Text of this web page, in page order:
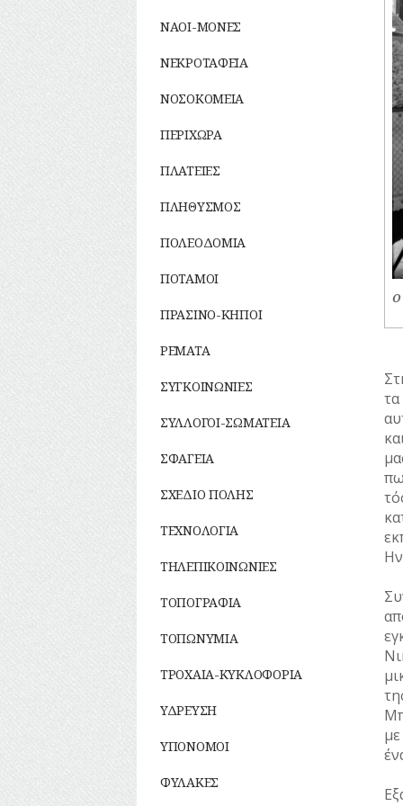
ΣΥΛΛΟΓΟΙ-
ΣΩΜΑΤΕΙΑ
ΣΦΑΓΕΙΑ
ΣΧΕΔΙΟ ΠΟΛΗΣ
ΤΕΧΝΟΛΟΓΙΑ
ΤΗΛΕΠΙΚΟΙΝΩΝΙΕΣ
ΤΟΠΩΝΥΜΙΑ
ΚΥΚΛΟΦΟΡΙΑ
ΥΔΡΕΥΣΗ
ΥΠΟΝΟΜΟΙ
ΦΥΛΑΚΕΣ
ΦΩΤΙΣΜΟΣ
ΧΑΡΤΕΣ
ΝΑΟΙ-ΜΟΝΕΣ
ΝΕΚΡΟΤΑΦΕΙΑ
ΝΟΣΟΚΟΜΕΙΑ
ΠΕΡΙΧΩΡΑ
ΠΛΑΤΕΙΕΣ
ΠΛΗΘΥΣΜΟΣ
ΠΟΛΕΟΔΟΜΙΑ
ΠΟΤΑΜΟΙ
ΠΡΑΣΙΝΟ-ΚΗΠΟΙ
ΡΕΜΑΤΑ
ΣΥΓΚΟΙΝΩΝΙΕΣ
ΣΥΛΛΟΓΟΙ-ΣΩΜΑΤΕΙΑ
ΣΦΑΓΕΙΑ
ΣΧΕΔΙΟ ΠΟΛΗΣ
ΤΕΧΝΟΛΟΓΙΑ
ΤΗΛΕΠΙΚΟΙΝΩΝΙΕΣ
ΤΟΠΟΓΡΑΦΙΑ
ΤΟΠΩΝΥΜΙΑ
ΤΡΟΧΑΙΑ-ΚΥΚΛΟΦΟΡΙΑ
ΥΔΡΕΥΣΗ
ΥΠΟΝΟΜΟΙ
ΦΥΛΑΚΕΣ
Ο